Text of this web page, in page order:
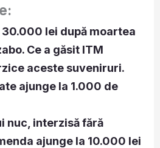
lei după moartea
Ce a găsit ITM
aceste suveniruri.
ajunge la 1.000 de
nuc, interzisă fără
ajunge la 10.000 lei